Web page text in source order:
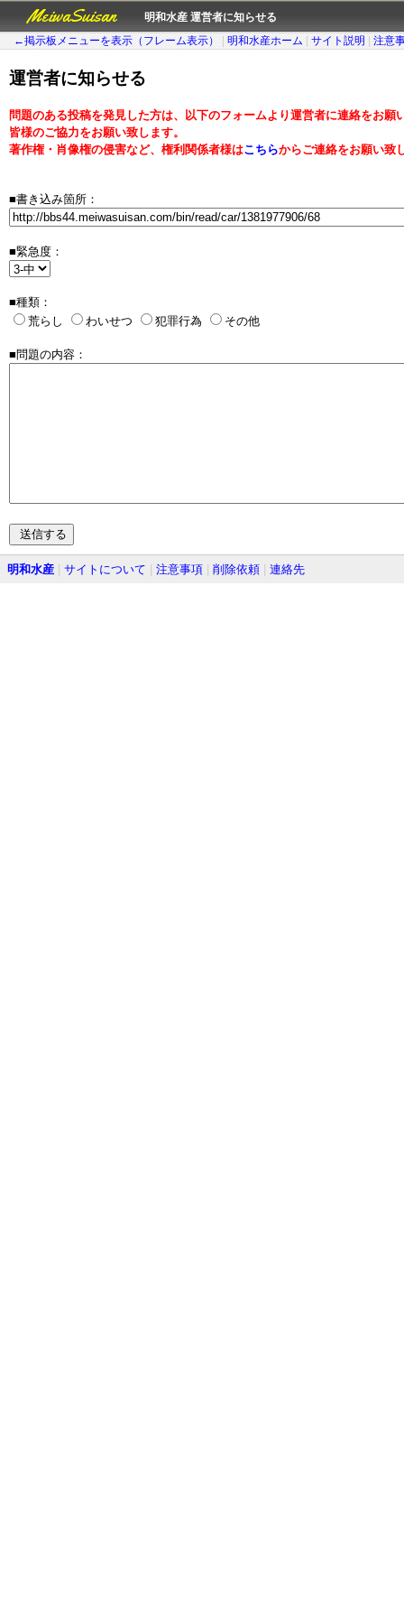
MeiwaSuisan
明和水産 運営者に知らせる
←掲示板メニューを表示（フレーム表示）
明和水産ホーム サイト説明 注意
運営者に知らせる
問題のある投稿を発見した方は、以下のフォームより運営者に連絡をお願
皆様のご協力をお願い致します。
著作権・肖像権の侵害など、権利関係者様はこちらからご連絡をお願い致
■書き込み箇所：
■緊急度：
■種類：
荒らし
わいせつ 犯罪行為 その他
■問題の内容：
明和水産 サイトについて 注意事項 削除依頼 連絡先